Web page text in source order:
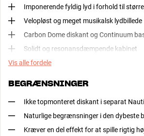
Imponerende fyldig lyd i forhold til
Velopløst og meget musikalsk lydbillede
Carbon Dome diskant og Continuum
Solidt og resonansdæmpende kabinet
Vis alle fordele
BEGRÆNSNINGER
Ikke topmonteret diskant i separat
Naturlige begrænsninger i den dybeste
Kræver en del effekt for at spille rigtig